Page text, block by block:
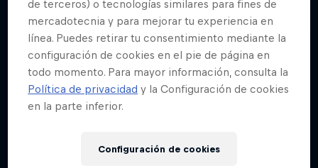
de terceros) o tecnologías similares para fines de
mercadotecnia y para mejorar tu experiencia en
línea. Puedes retirar tu consentimiento mediante la
configuración de cookies en el pie de página en
todo momento. Para mayor información, consulta la
Política de privacidad y la Configuración de cookies
en la parte inferior.
Configuración de cookies